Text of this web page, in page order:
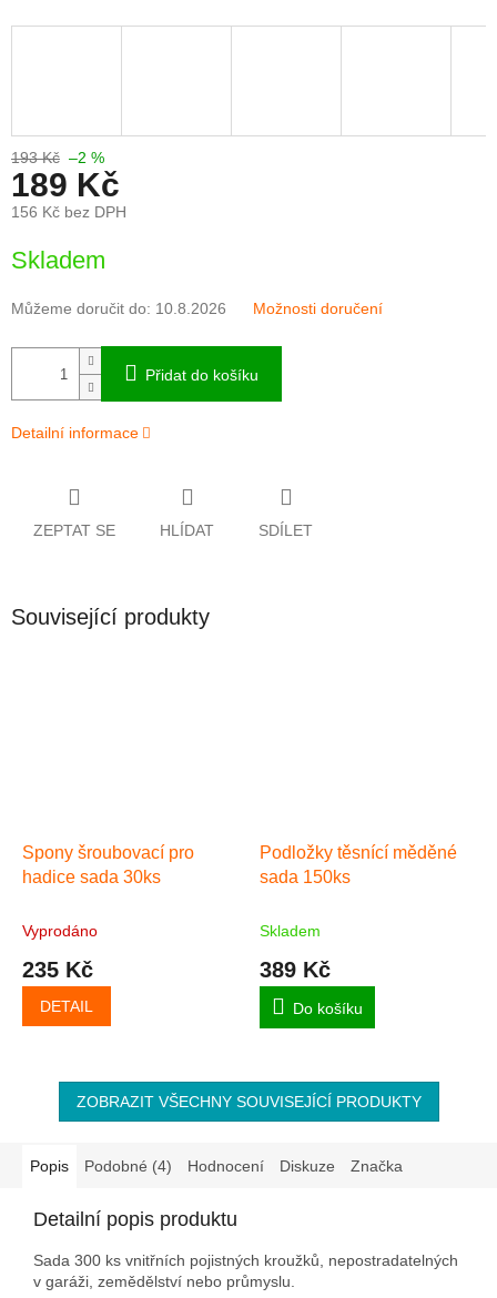
193 Kč –2 %
189 Kč
156 Kč bez DPH
cena:
Skladem
Můžeme doručit do: 10.8.2026 Možnosti doručení
Přidat do košíku
Detailní informace
ZEPTAT SE HLÍDAT SDÍLET
Související produkty
Spony šroubovací pro
hadice sada 30ks
Vyprodáno
235 Kč
DETAIL
Podložky těsnící měděné
sada 150ks
Skladem
389 Kč
Do košíku
ZOBRAZIT VŠECHNY SOUVISEJÍCÍ PRODUKTY
Popis Podobné (4) Hodnocení Diskuze Značka
Detailní popis produktu
Sada 300 ks vnitřních pojistných kroužků, nepostradatelných
v garáži, zemědělství nebo průmyslu.